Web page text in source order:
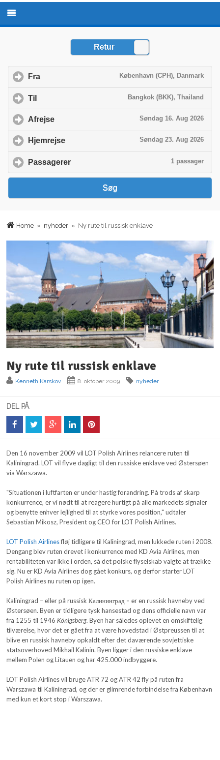
Home » nyheder » Ny rute til russisk enklave
Ny rute til russisk enklave
Kenneth Karskov 8. oktober 2009 nyheder
DEL PÅ
Den 16 november 2009 vil LOT Polish Airlines relancere ruten til
Kaliningrad. LOT vil flyve dagligt til den russiske enklave ved Østersøen
via Warszawa.
"Situationen i luftfarten er under hastig forandring. På trods af skarp
konkurrence, er vi nødt til at reagere hurtigt på alle markedets signaler
og benytte enhver lejlighed til at styrke vores position," udtaler
Sebastian Mikosz, President og CEO for LOT Polish Airlines.
LOT Polish Airlinesfløj tidligere til Kaliningrad, men lukkede ruten i 2008.
Dengang blev ruten drevet i konkurrence med KD Avia Airlines, men
rentabiliteten var ikke i orden, så det polske flyselskab valgte at trække
sig. Nu er KD Avia Airlines dog gået konkurs, og derfor starter LOT
Polish Airlines nu ruten op igen.
Kaliningrad – eller på russisk Калининград –er en russisk havneby ved
Østersøen. Byen er tidligere tysk hansestad og dens officielle navn var
fra 1255 til 1946Königsberg. Byen har således oplevet en omskiftelig
tilværelse, hvor det er gået fra at være hovedstad i Østpreussen til at
blive en russisk havneby opkaldt efter det daværende sovjettiske
statsoverhoved Mikhail Kalinin. Byen ligger i den russiske enklave
mellem Polen og Litauen og har 425.000 indbyggere.
LOT Polish Airlines vil bruge ATR 72 og ATR 42 fly på ruten fra
Warszawa til Kaliningrad, og der er glimrende forbindelse fra København
med kun et kort stop i Warszawa.